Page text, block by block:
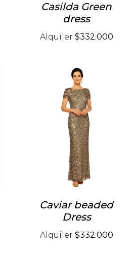
Casilda Green
dress
Alquiler $332.000
Caviar beaded
Dress
Alquiler $332.000